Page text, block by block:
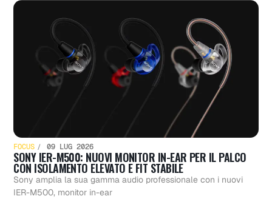
FOCUS 09 LUG 2026
SONY IER-M500: NUOVI MONITOR IN-EAR PER IL PALCO
CON ISOLAMENTO ELEVATO E FIT STABILE
Sony amplia la sua gamma audio professionale con i nuovi
IER-M500, monitor in-ear